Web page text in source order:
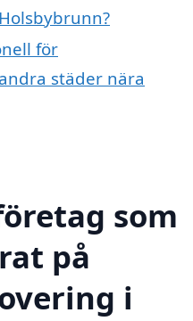
för
städer nära
som
på
i